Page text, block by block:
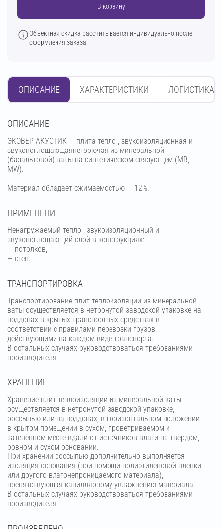
В корзину
Объектная скидка рассчитывается индивидуально после
оформления заказа.
ОПИСАНИЕ ХАРАКТЕРИСТИКИ ЛОГИСТИКА
OПИСАНИЕ
ЭКОВЕР АКУСТИК — плита тепло-, звукоизоляционная и
звукопоглощающаянегорючая из минеральной
(базальтовой) ваты на синтетическом связующем (МВ,
MW).
Материал обладает сжимаемостью — 12%.
ПРИМЕНЕНИЕ
Ненагружаемый тепло-, звукоизоляционный и
звукопоглощающий слой в конструкциях:
— потолков,
— стен.
ТРАНСПОРТИРОВКА
Транспортирование плит теплоизоляции из минеральной
ваты осуществляется в нетронутой заводской упаковке на
поддонах в крытых транспортных средствах в
соответствии с правилами перевозки грузов,
действующими на каждом виде транспорта.
В остальных случаях руководствоваться требованиями
производителя.
ХРАНЕНИЕ
Хранение плит теплоизоляции из минеральной ваты
осуществляется в нетронутой заводской упаковке,
россыпью или на поддонах, в горизонтальном положении
в крытом помещении в сухом, проветриваемом и
затененном месте вдали от источников влаги на твердом,
ровном и сухом основании.
При хранении россыпью дополнительно выполняется
изоляция основания (при помощи полиэтиленовой пленки
или другого влагонепроницаемого материала),
препятствующая капиллярному увлажнению материала.
В остальных случаях руководствоваться требованиями
производителя.